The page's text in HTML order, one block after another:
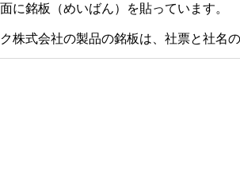
に銘板（めいばん）を貼っています。
株式会社の製品の銘板は、社票と社名